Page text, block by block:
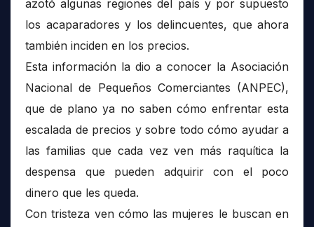
azotó algunas regiones del país y por supuesto
los acaparadores y los delincuentes, que ahora
también inciden en los precios.
Esta información la dio a conocer la Asociación
Nacional de Pequeños Comerciantes (ANPEC),
que de plano ya no saben cómo enfrentar esta
escalada de precios y sobre todo cómo ayudar a
las familias que cada vez ven más raquítica la
despensa que pueden adquirir con el poco
dinero que les queda.
Con tristeza ven cómo las mujeres le buscan en